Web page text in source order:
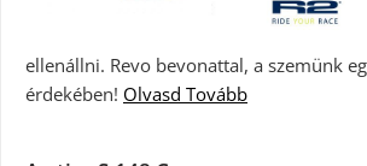
ellenállni. Revo bevonattal, a szemünk
érdekében! Olvasd Tovább